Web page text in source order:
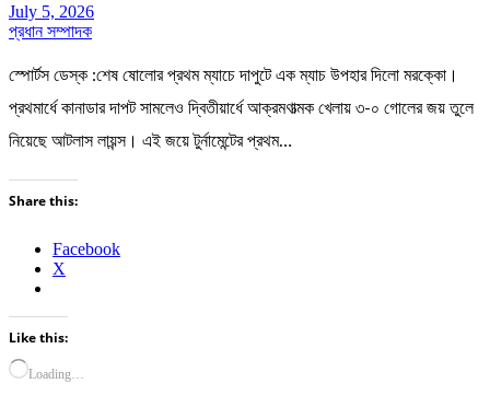
July 5, 2026
প্রধান সম্পাদক
স্পোর্টস ডেস্ক :শেষ ষোলোর প্রথম ম্যাচে দাপুটে এক ম্যাচ উপহার দিলো মরক্কো।
প্রথমার্ধে কানাডার দাপট সামলেও দ্বিতীয়ার্ধে আক্রমণাত্মক খেলায় ৩-০ গোলের জয় তুলে
নিয়েছে আটলাস লায়ন্স। এই জয়ে টুর্নামেন্টের প্রথম…
Share this:
Facebook
X
Like this:
Loading…